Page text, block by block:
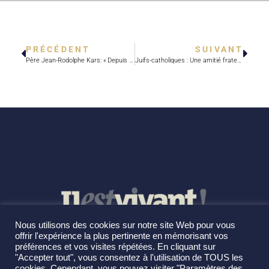
PRÉCÉDENT
Père Jean-Rodolphe Kars: « Depuis mon baptême, j’ai pris conscience de mon appartenance au peuple d’Israël. »
SUIVANT
Juifs-catholiques : Une amitié fraternelle voulue par Dieu
Nous utilisons des cookies sur notre site Web pour vous
offrir l'expérience la plus pertinente en mémorisant vos
préférences et vos visites répétées. En cliquant sur
"Accepter tout", vous consentez à l'utilisation de TOUS les